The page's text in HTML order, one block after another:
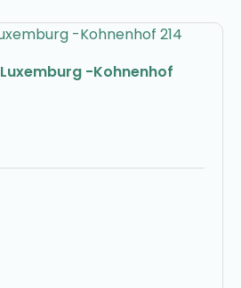
-Kohnenhof